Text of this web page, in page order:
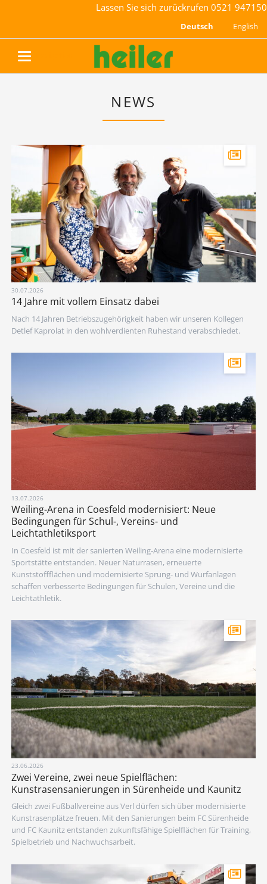
Lassen Sie sich zurückrufen 0521 947150
Deutsch English
NEWS
30.07.2026
14 Jahre mit vollem Einsatz dabei
Nach 14 Jahren Betriebszugehörigkeit haben wir unseren Kollegen
Detlef Kaprolat in den wohlverdienten Ruhestand verabschiedet.
13.07.2026
Weiling-Arena in Coesfeld modernisiert: Neue
Bedingungen für Schul-, Vereins- und
Leichtathletiksport
In Coesfeld ist mit der sanierten Weiling-Arena eine modernisierte
Sportstätte entstanden. Neuer Naturrasen, erneuerte
Kunststoffflächen und modernisierte Sprung- und Wurfanlagen
schaffen verbesserte Bedingungen für Schulen, Vereine und die
Leichtathletik.
23.06.2026
Zwei Vereine, zwei neue Spielflächen:
Kunstrasensanierungen in Sürenheide und Kaunitz
Gleich zwei Fußballvereine aus Verl dürfen sich über modernisierte
Kunstrasenplätze freuen. Mit den Sanierungen beim FC Sürenheide
und FC Kaunitz entstanden zukunftsfähige Spielflächen für Training,
Spielbetrieb und Nachwuchsarbeit.